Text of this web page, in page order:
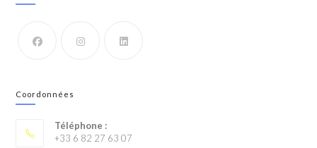
Coordonnées
Téléphone :
+33 6 82 27 63 07